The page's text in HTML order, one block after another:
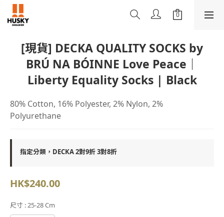
[現貨] DECKA QUALITY SOCKS by
BRÚ NA BÓINNE Love Peace｜
Liberty Equality Socks | Black
80% Cotton, 16% Polyester, 2% Nylon, 2%
Polyurethane
指定分類，DECKA 2對9折 3對8折
HK$240.00
尺寸 : 25-28 Cm